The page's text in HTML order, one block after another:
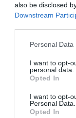
also be disclosed
Downstream
Please note that
not limited to your
grant or deny
use your data for
consent section.
Personal
I want to opt-
personal data.
Opted In
I want to opt-
Personal Data.
Opted In
Fotó:
Süssük ezt a
(és a
Egy nagy tálban
egy kis sót, majd
Ezt követően